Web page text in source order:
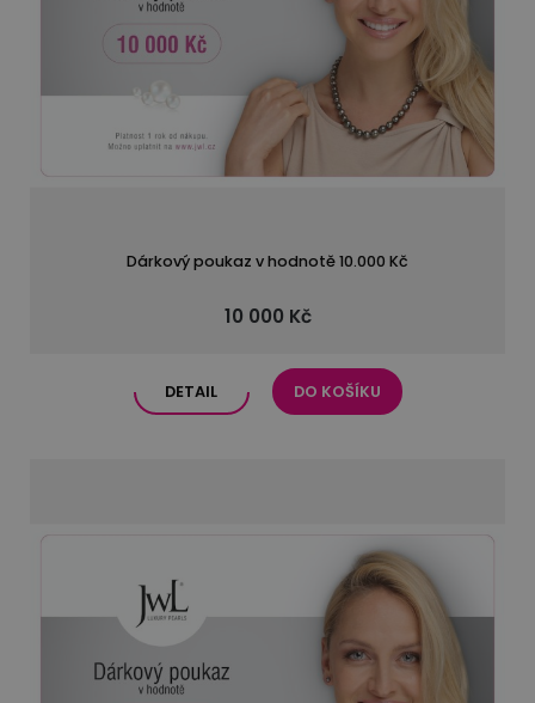
Dárkový poukaz v hodnotě 10.000 Kč
10 000 Kč
DETAIL DO KOŠÍKU